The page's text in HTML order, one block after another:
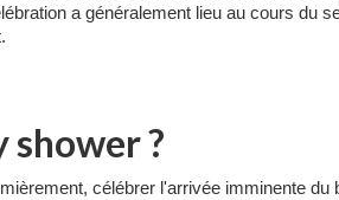
a généralement lieu au cours du
shower ?
célébrer l'arrivée imminente du